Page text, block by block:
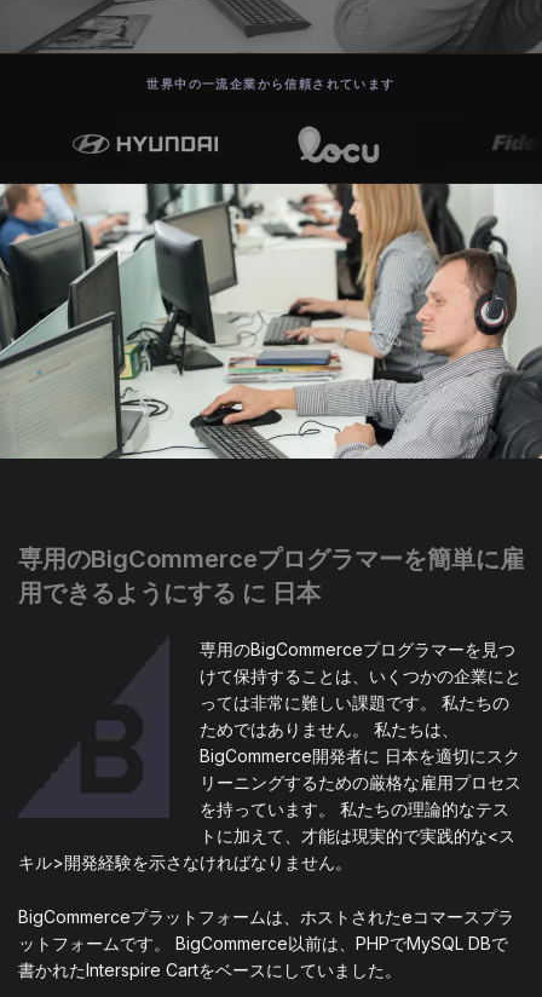
世界中の一流企業から信頼されています
専用のBigCommerceプログラマーを簡単に雇
用できるようにする に 日本
専用のBigCommerceプログラマーを見つ
けて保持することは、いくつかの企業にと
っては非常に難しい課題です。 私たちの
ためではありません。 私たちは、
BigCommerce開発者に 日本を適切にスク
リーニングするための厳格な雇用プロセス
を持っています。 私たちの理論的なテス
トに加えて、才能は現実的で実践的な<ス
キル>開発経験を示さなければなりません。
BigCommerceプラットフォームは、ホストされたeコマースプラ
ットフォームです。 BigCommerce以前は、PHPでMySQL DBで
書かれたInterspire Cartをベースにしていました。